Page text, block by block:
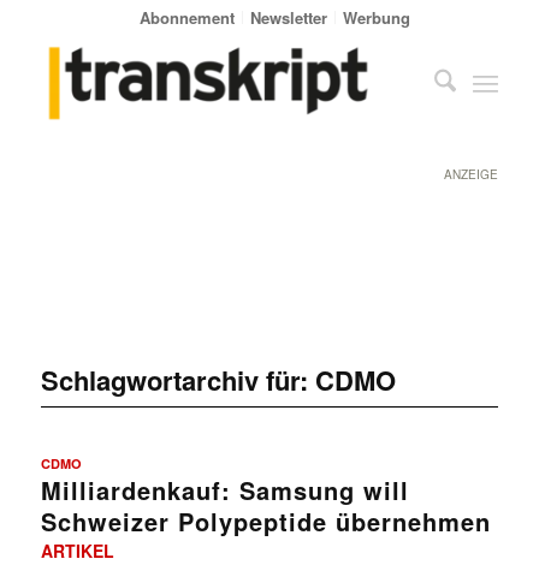
Abonnement Newsletter Werbung
ANZEIGE
Schlagwortarchiv für: CDMO
CDMO
Milliardenkauf: Samsung will
Schweizer Polypeptide übernehmen
ARTIKEL